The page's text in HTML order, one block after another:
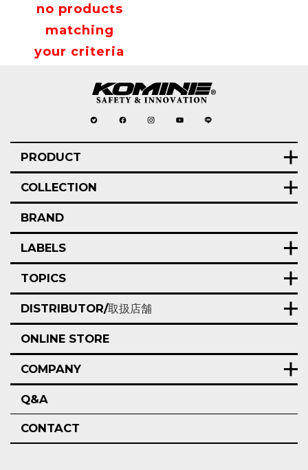
no products
matching
your criteria
PRODUCT
COLLECTION
BRAND
LABELS
TOPICS
DISTRIBUTOR/取扱店舗
ONLINE STORE
COMPANY
Q&A
CONTACT